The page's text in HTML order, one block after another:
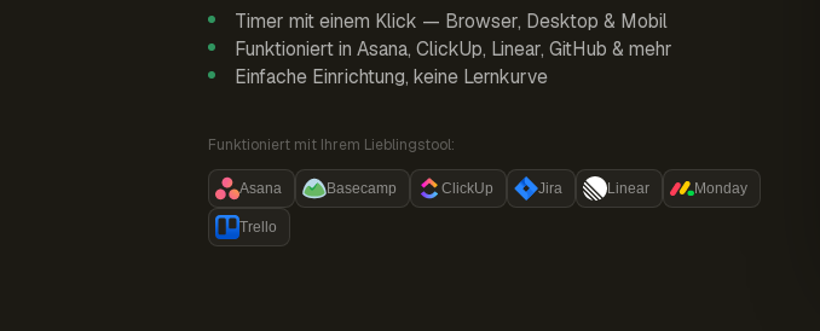
Timer mit einem Klick — Browser, Desktop & Mobil
Funktioniert in Asana, ClickUp, Linear, GitHub & mehr
Einfache Einrichtung, keine Lernkurve
Funktioniert mit Ihrem Lieblingstool:
Asana Basecamp ClickUp Jira Linear Monday
Trello